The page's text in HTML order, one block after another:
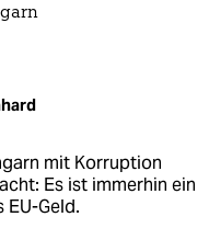
mit Korruption
Es ist immerhin ein
EU-Geld.